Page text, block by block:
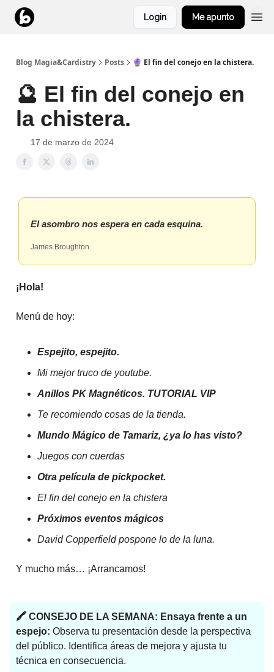
Login Me apunto
Blog Magia&Cardistry Posts 🔮 El fin del conejo en la chistera.
🔮 El fin del conejo en
la chistera.
17 de marzo de 2024
El asombro nos espera en cada esquina.
James Broughton
¡Hola!
Menú de hoy:
Espejito, espejito.
Mi mejor truco de youtube.
Anillos PK Magnéticos. TUTORIAL VIP
Te recomiendo cosas de la tienda.
Mundo Mágico de Tamariz, ¿ya lo has visto?
Juegos con cuerdas
Otra película de pickpocket.
El fin del conejo en la chistera
Próximos eventos mágicos
David Copperfield pospone lo de la luna.
Y mucho más… ¡Arrancamos!
🖍 CONSEJO DE LA SEMANA: Ensaya frente a un
espejo: Observa tu presentación desde la perspectiva
del público. Identifica áreas de mejora y ajusta tu
técnica en consecuencia.